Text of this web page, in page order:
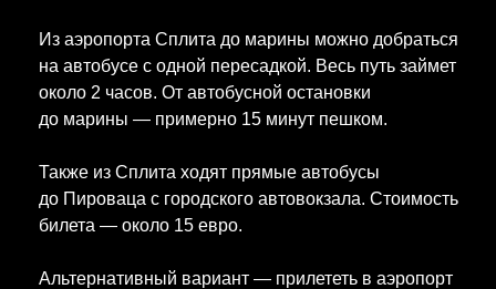
Из аэропорта Сплита до марины можно добраться
на автобусе с одной пересадкой. Весь путь займет
около 2 часов. От автобусной остановки
до марины — примерно 15 минут пешком.
Также из Сплита ходят прямые автобусы
до Пироваца с городского автовокзала. Стоимость
билета — около 15 евро.
Альтернативный вариант — прилететь в аэропорт